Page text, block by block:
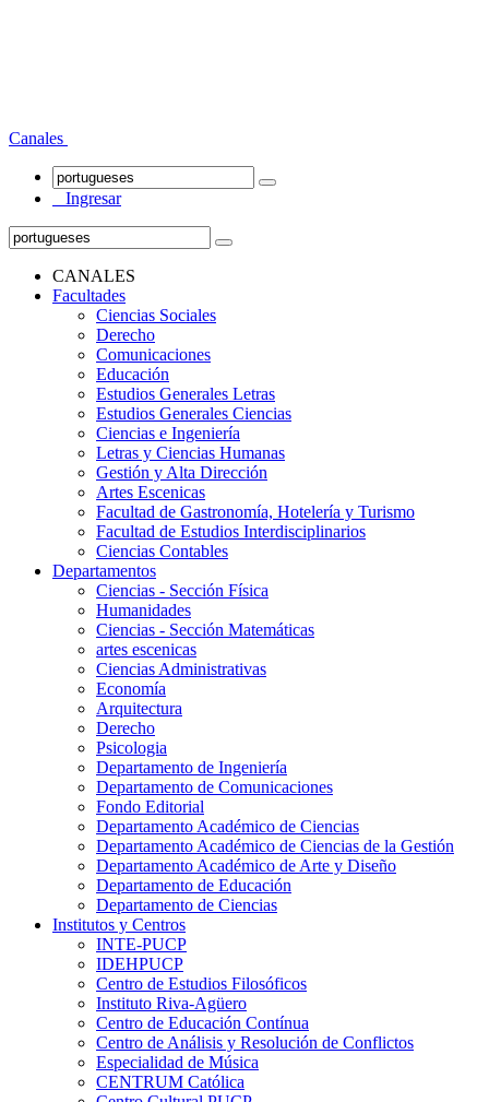
Canales
Ingresar
CANALES
Facultades
Ciencias Sociales
Derecho
Comunicaciones
Educación
Estudios Generales Letras
Estudios Generales Ciencias
Ciencias e Ingeniería
Letras y Ciencias Humanas
Gestión y Alta Dirección
Artes Escenicas
Facultad de Gastronomía, Hotelería y Turismo
Facultad de Estudios Interdisciplinarios
Ciencias Contables
Departamentos
Ciencias - Sección Física
Humanidades
Ciencias - Sección Matemáticas
artes escenicas
Ciencias Administrativas
Economía
Arquitectura
Derecho
Psicologia
Departamento de Ingeniería
Departamento de Comunicaciones
Fondo Editorial
Departamento Académico de Ciencias
Departamento Académico de Ciencias de la Gestión
Departamento Académico de Arte y Diseño
Departamento de Educación
Departamento de Ciencias
Institutos y Centros
INTE-PUCP
IDEHPUCP
Centro de Estudios Filosóficos
Instituto Riva-Agüero
Centro de Educación Contínua
Centro de Análisis y Resolución de Conflictos
Especialidad de Música
CENTRUM Católica